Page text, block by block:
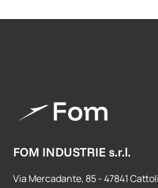
FOM INDUSTRIE s.r.l.
Via Mercadante, 85 - 47841